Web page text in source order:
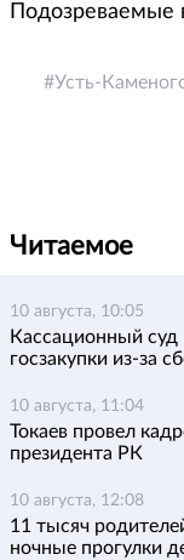
Подозреваемые
Усть-
Читаемое
10 августа, 10:05
Кассационный суд
госзакупки из-за
10 августа, 11:04
Токаев провел
президента РК
10 августа, 12:08
11 тысяч
ночные прогулки